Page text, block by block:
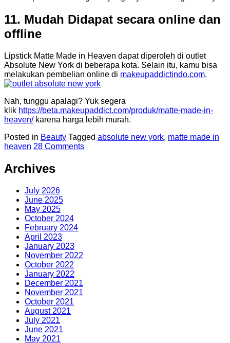
11. Mudah Didapat secara online dan
offline
Lipstick Matte Made in Heaven dapat diperoleh di outlet
Absolute New York di beberapa kota. Selain itu, kamu bisa
melakukan pembelian online di makeupaddictindo.com.
Nah, tunggu apalagi? Yuk segera
klik https://beta.makeupaddict.com/produk/matte-made-in-
heaven/karena harga lebih murah.
Posted in Beauty Tagged absolute new york, matte made in
heaven 28 Comments
Archives
July 2026
June 2025
May 2025
October 2024
February 2024
April 2023
January 2023
November 2022
October 2022
January 2022
December 2021
November 2021
October 2021
August 2021
July 2021
June 2021
May 2021